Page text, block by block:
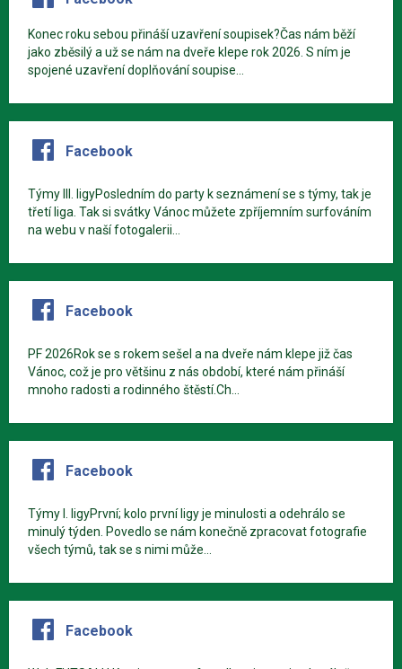
Konec roku sebou přináší uzavření soupisek?Čas nám běží
jako zběsilý a už se nám na dveře klepe rok 2026. S ním je
spojené uzavření doplňování soupise...
Facebook
Týmy III. ligyPosledním do party k seznámení se s týmy, tak je
třetí liga. Tak si svátky Vánoc můžete zpříjemním surfováním
na webu v naší fotogalerii...
Facebook
PF 2026Rok se s rokem sešel a na dveře nám klepe již čas
Vánoc, což je pro většinu z nás období, které nám přináší
mnoho radosti a rodinného štěstí.Ch...
Facebook
Týmy I. ligyPrvní; kolo první ligy je minulosti a odehrálo se
minulý týden. Povedlo se nám konečně zpracovat fotografie
všech týmů, tak se s nimi může...
Facebook